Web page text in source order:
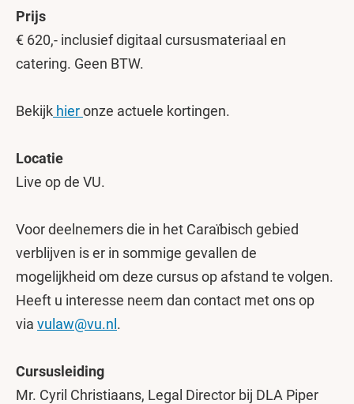
Prijs
€ 620,- inclusief digitaal cursusmateriaal en
catering. Geen BTW.
Bekijk hieronze actuele kortingen.
Locatie
Live op de VU.
Voor deelnemers die in het Caraïbisch gebied
verblijven is er in sommige gevallen de
mogelijkheid om deze cursus op afstand te volgen.
Heeft u interesse neem dan contact met ons op
via vulaw@vu.nl .
Cursusleiding
Mr. Cyril Christiaans, Legal Director bij DLA Piper